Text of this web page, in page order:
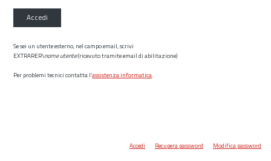
Accedi
Se sei un utente esterno, nel campo email, scrivi
EXTRARER\nome utente(ricevuto tramite email di abilitazione)
Per problemi tecnici contatta l’assistenza informatica.
Accedi Recupera password Modifica password